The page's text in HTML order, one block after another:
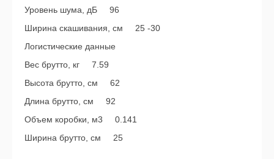
Уровень шума, дБ 96
Ширина скашивания, см 25 -30
Логистические данные
Вес брутто, кг 7.59
Высота брутто, см 62
Длина брутто, см 92
Объем коробки, м3 0.141
Ширина брутто, см 25